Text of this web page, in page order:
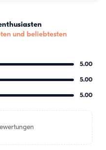
und beliebtesten
5.00
5.00
5.00